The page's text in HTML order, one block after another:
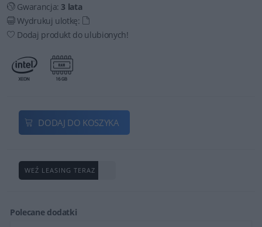
Gwarancja:3 lata
Wydrukuj ulotkę:
Dodaj produkt do ulubionych!
DODAJ DO KOSZYKA
WEŹ LEASING TERAZ
Polecane dodatki